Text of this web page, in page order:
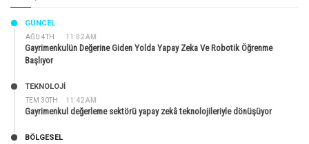
AĞU 4TH 11:02 AM
GÜNCEL
Gayrimenkulün Değerine Giden Yolda Yapay Zeka Ve Robotik Öğrenme
Başlıyor
TEM 30TH 11:42 AM
TEKNOLOJİ
Gayrimenkul değerleme sektörü yapay zekâ teknolojileriyle dönüşüyor
BÖLGESEL